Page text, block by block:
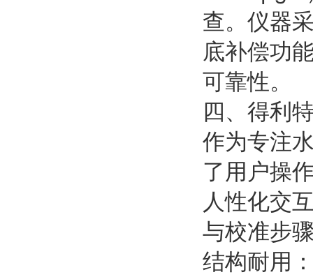
查。仪器
底补偿功
可靠性。
四、得利
作为专注
了用户操
人性化交
与校准步
结构耐用